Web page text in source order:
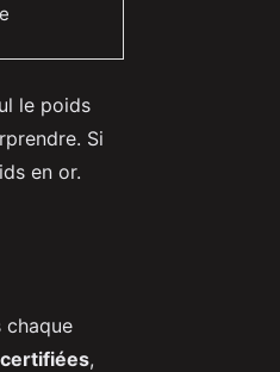
le poids
Si
en or.
chaque
,